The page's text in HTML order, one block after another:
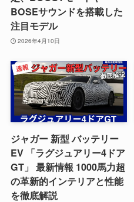
BOSEサウンドを搭載した
注目モデル
2026年4月10日
ジャガー 新型 バッテリー
EV 「ラグジュアリー4ドア
GT」 最新情報 1000馬力超
の革新的インテリアと性能
を徹底解説